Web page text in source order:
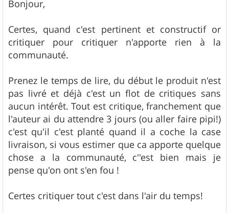
s
s
g
e
Bonjour,
Certes, quand c'est pertinent et constructif or
critiquer pour critiquer n'apporte rien à la
communauté.
Prenez le temps de lire, du début le produit n'est
pas livré et déjà c'est un flot de critiques sans
aucun intérêt. Tout est critique, franchement que
l'auteur ai du attendre 3 jours (ou aller faire pipi!)
c'est qu'il c'est planté quand il a coche la case
livraison, si vous estimer que ca apporte quelque
chose a la communauté, c''est bien mais je
pense qu'on ont s'en fou !
Certes critiquer tout c'est dans l'air du temps!